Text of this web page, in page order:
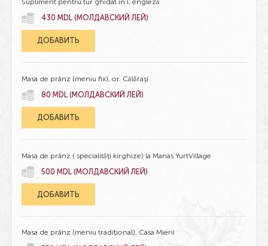
430 MDL (МОЛДАВСКИЙ ЛЕЙ)
ДОБАВИТЬ
Masa de prânz (meniu fix), or. Călărași
80 MDL (МОЛДАВСКИЙ ЛЕЙ)
ДОБАВИТЬ
Masa de prânz ( specialități kirghize) la Manas YurtVillage
500 MDL (МОЛДАВСКИЙ ЛЕЙ)
ДОБАВИТЬ
Masa de prânz (meniu tradițional), Casa Mierii